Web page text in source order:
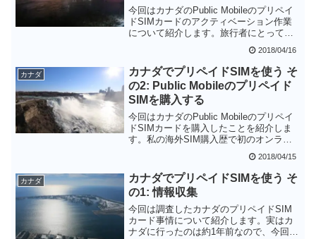
今回はカナダのPublic Mobileのプリペイ
ドSIMカードのアクティベーション作業
について紹介します。旅行者にとって一
が使用できず、現地でバウチャーを買う
必要があるということです。
2018/04/16
カナダ
カナダでプリペイドSIMを使う そ
の2: Public Mobileのプリペイド
SIMを購入する
今回はカナダのPublic Mobileのプリペイ
ドSIMカードを購入したことを紹介しま
す。私の海外SIM購入歴で初のオンライ
に受け取れることができました。ただ、1
年前には5カナダドルだった価格が10カナ
ダドルに値上がりしてしまったのは残念
です。
2018/04/15
カナダ
カナダでプリペイドSIMを使う そ
の1: 情報収集
今回は調査したカナダのプリペイドSIM
カード事情について紹介します。実はカ
ナダに行ったのは約1年前なので、今回新